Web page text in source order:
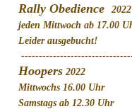
Rally Obedience2022
jeden Mittwoch ab 17.00
Leider ausgebucht!
Hoopers 2022
Mittwochs 16.00 Uhr
Samstags ab 12.30 Uhr